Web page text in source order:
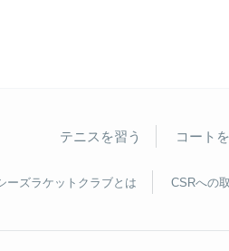
テニスを習う コート
ーズラケットクラブとは CSRへの